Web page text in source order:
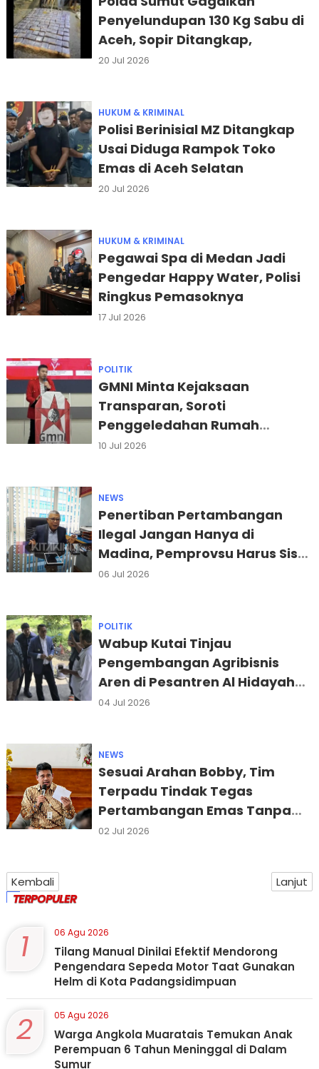
Penyelundupan 130 Kg Sabu di
Aceh, Sopir Ditangkap,
20 Jul 2026
HUKUM & KRIMINAL
Polisi Berinisial MZ Ditangkap
Usai Diduga Rampok Toko
Emas di Aceh Selatan
20 Jul 2026
HUKUM & KRIMINAL
Pegawai Spa di Medan Jadi
Pengedar Happy Water, Polisi
Ringkus Pemasoknya
17 Jul 2026
POLITIK
GMNI Minta Kejaksaan
Transparan, Soroti
Penggeledahan Rumah
Jampidsus Febrie Adriansyah
10 Jul 2026
NEWS
Penertiban Pertambangan
Ilegal Jangan Hanya di
Madina, Pemprovsu Harus Sisir
Daerah Lain
06 Jul 2026
POLITIK
Wabup Kutai Tinjau
Pengembangan Agribisnis
Aren di Pesantren Al Hidayah
Deli Serdang
04 Jul 2026
NEWS
Sesuai Arahan Bobby, Tim
Terpadu Tindak Tegas
Pertambangan Emas Tanpa
Izin di Kotanopan
02 Jul 2026
Kembali Lanjut
TERPOPULER
1 06 Agu 2026
Tilang Manual Dinilai Efektif Mendorong
Pengendara Sepeda Motor Taat Gunakan
Helm di Kota Padangsidimpuan
2 05 Agu 2026
Warga Angkola Muaratais Temukan Anak
Perempuan 6 Tahun Meninggal di Dalam
Sumur